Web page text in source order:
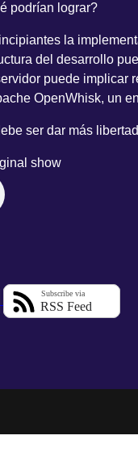
podrían lograr?
la
del desarrollo
puede
OpenWhisk, un
ser dar más
show